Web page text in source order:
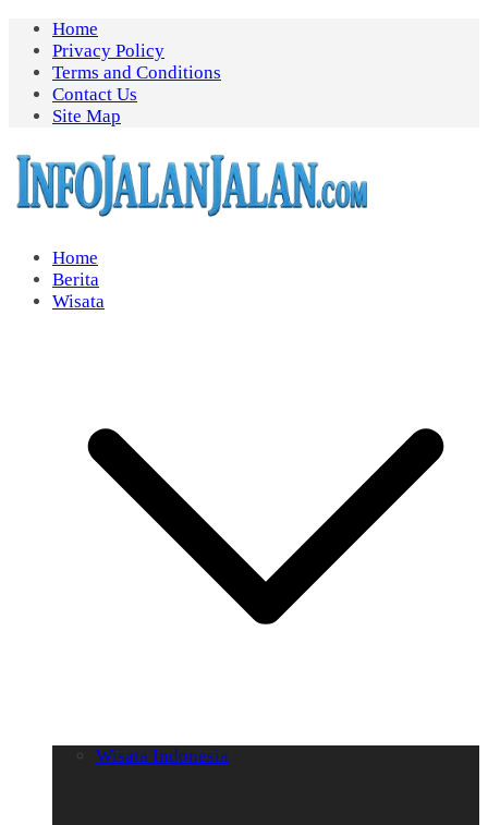
Skip
content
Home
Privacy Policy
Terms and Conditions
Contact Us
Site Map
Home
Berita
Wisata
Wisata Indonesia